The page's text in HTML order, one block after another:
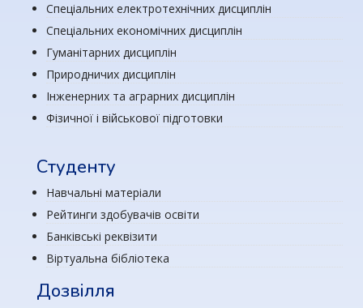
Спеціальних електротехнічних дисциплін
Спеціальних економічних дисциплін
Гуманітарних дисциплін
Природничих дисциплін
Інженерних та аграрних дисциплін
Фізичної і військової підготовки
Студенту
Навчальні матеріали
Рейтинги здобувачів освіти
Банківські реквізити
Віртуальна бібліотека
Дозвілля